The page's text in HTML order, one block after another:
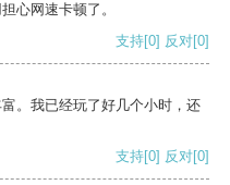
心网速卡顿了。
支持[0] 反对[0]
。我已经玩了好几个小时，还
支持[0] 反对[0]